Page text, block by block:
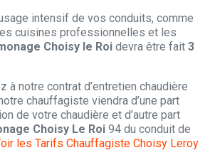
intensif de vos conduits, comme
cuisines professionnelles et les
Choisy le Roi devra être fait3
à notre contrat d’entretien chaudière
chauffagiste viendra d’une part
de votre chaudière et d’autre part
Choisy Le Roi 94 du conduit de
les Tarifs Chauffagiste Choisy Leroy